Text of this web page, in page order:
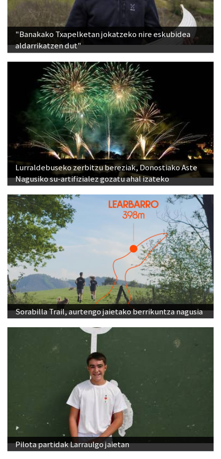
"Banakako Txapelketan jokatzeko nire eskubidea
aldarrikatzen dut"
Lurraldebuseko zerbitzu bereziak, Donostiako Aste
Nagusiko su-artifizialez gozatu ahal izateko
Sorabilla Trail, aurtengo jaietako berrikuntza nagusia
Pilota partidak Larraulgo jaietan